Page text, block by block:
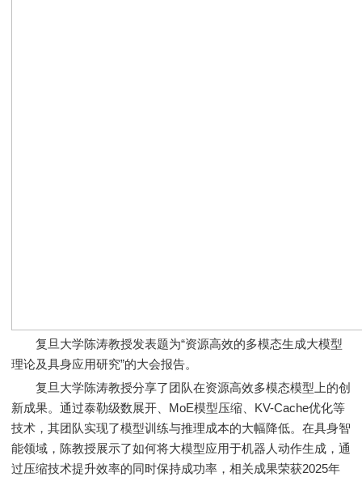
复旦大学陈涛教授发表题为“资源高效的多模态生成大模型
理论及具身应用研究”的大会报告。
复旦大学陈涛教授分享了团队在资源高效多模态模型上的创
新成果。通过泰勒级数展开、MoE模型压缩、KV-Cache优化等
技术，其团队实现了模型训练与推理成本的大幅降低。在具身智
能领域，陈教授展示了如何将大模型应用于机器人动作生成，通
过压缩技术提升效率的同时保持成功率，相关成果荣获2025年